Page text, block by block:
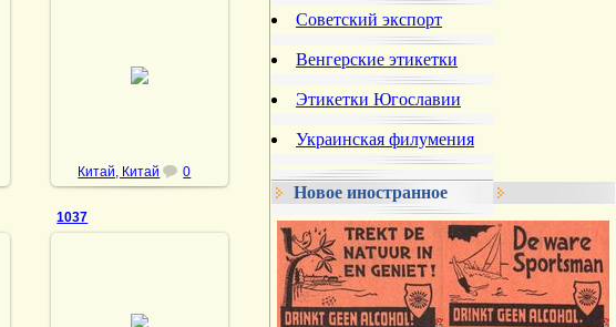
Китай, Китай 0
1037
Советский экспорт
Венгерские этикетки
Этикетки Югославии
Украинская филумения
Новое иностранное